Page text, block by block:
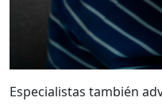
Especialistas también